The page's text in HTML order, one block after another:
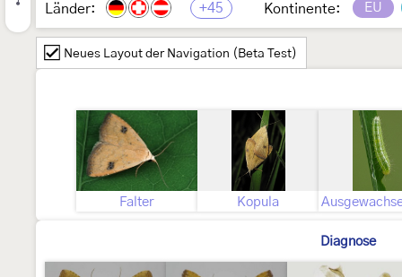
Länder: +45 Kontinente: EU
Neues Layout der Navigation (Beta Test)
Falter Kopula
Diagnose